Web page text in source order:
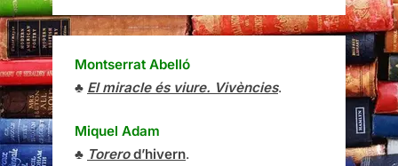
Montserrat Abelló
♣ El miracle és viure. Vivències.
Miquel Adam
♣ Torerod’hivern.